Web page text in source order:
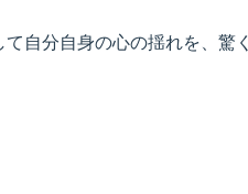
自分自身の心の揺れを、驚く